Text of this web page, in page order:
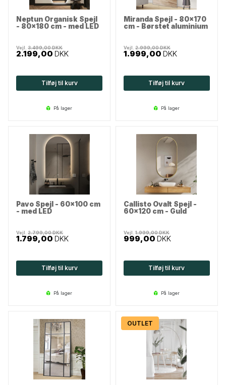
Neptun Organisk Spejl
- 80x180 cm - med LED
2.199,00 DKK
Vejl.3.499,00DKK
Tilføj til kurv
på lager
Miranda Spejl - 80x170
cm - Børstet aluminium
1.999,00 DKK
Vejl. 2.999,00DKK
Tilføj til kurv
på lager
Pavo Spejl - 60x100 cm
- med LED
1.799,00 DKK
Vejl.2.799,00DKK
Tilføj til kurv
på lager
Callisto Ovalt Spejl -
60x120 cm - Guld
999,00 DKK
Vejl. 1.999,00DKK
Tilføj til kurv
på lager
OUTLET